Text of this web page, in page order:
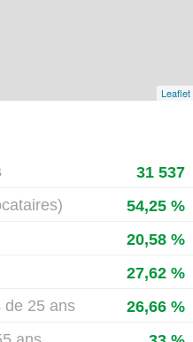
Leaflet
31 537
54,25 %
20,58 %
27,62 %
de 25 ans
26,66 %